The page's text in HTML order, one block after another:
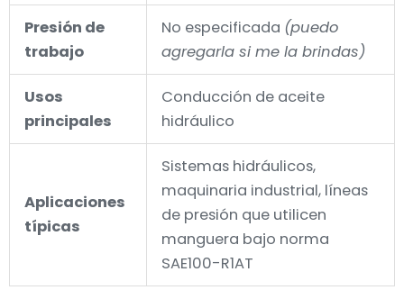
Presión de
trabajo
No especificada (puedo
agregarla si me la brindas)
Usos
principales
Conducción de aceite
hidráulico
Aplicaciones
típicas
Sistemas hidráulicos,
maquinaria industrial, líneas
de presión que utilicen
manguera bajo norma
SAE100-R1AT